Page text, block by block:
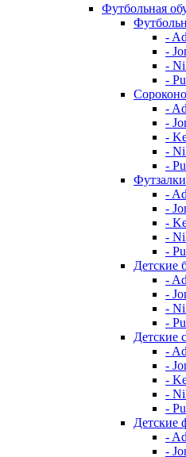
Футбольная
-
-
-
-
-
-
-
-
-
Футзалки
-
-
-
-
-
Детские
-
-
-
-
Детские
-
-
-
-
-
Детские
-
-